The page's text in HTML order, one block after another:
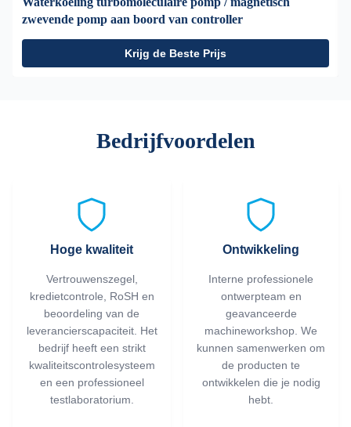
zwevende pomp aan boord van controller
Krijg de Beste Prijs
Bedrijfvoordelen
Hoge kwaliteit
Vertrouwenszegel,
kredietcontrole, RoSH en
beoordeling van de
leverancierscapaciteit. Het
bedrijf heeft een strikt
kwaliteitscontrolesysteem
en een professioneel
testlaboratorium.
Ontwikkeling
Interne professionele
ontwerpteam en
geavanceerde
machineworkshop. We
kunnen samenwerken om
de producten te
ontwikkelen die je nodig
hebt.